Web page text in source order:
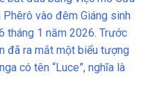
Phêrô vào đêm Giáng sinh
tháng 1 năm 2026. Trước
đã ra mắt một biểu tượng
có tên “Luce”, nghĩa là